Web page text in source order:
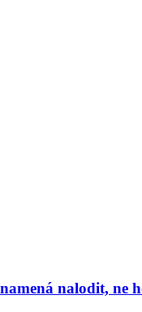
nalodit, ne